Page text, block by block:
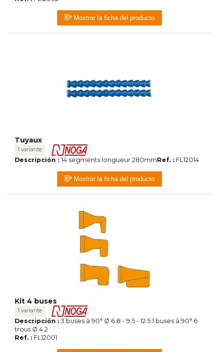
Mostrar la ficha del producto
Tuyaux
1 variante
Descripción : 14 segments longueur 280mmRef. : FL12014
Mostrar la ficha del producto
Kit 4 buses
1 variante
Descripción :3 buses à 90° Ø 6.8 - 9.5 - 12.5 1 buses à 90° 6
trous Ø 4.2
Ref. : FL12001